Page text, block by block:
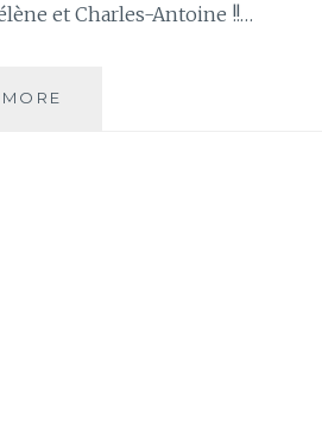
et Charles-Antoine !!…